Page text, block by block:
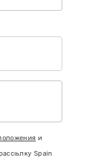
и
Spain